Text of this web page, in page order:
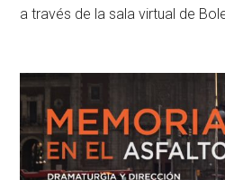
a través de la sala virtual de